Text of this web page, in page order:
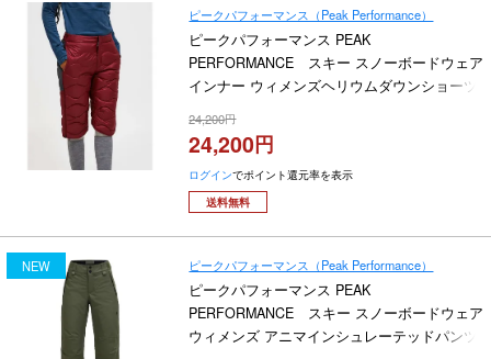
ピークパフォーマンス（Peak Performance）
ピークパフォーマンス PEAK
PERFORMANCE スキー スノーボードウェア
インナー ウィメンズヘリウムダウンショーツ
24,200
24,200
ログインでポイント還元率を表示
送料無料
NEW ピークパフォーマンス（Peak Performance）
ピークパフォーマンス PEAK
PERFORMANCE スキー スノーボードウェア
ウィメンズ アニマインシュレーテッドパンツ